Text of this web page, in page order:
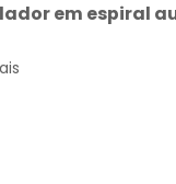
em espiral